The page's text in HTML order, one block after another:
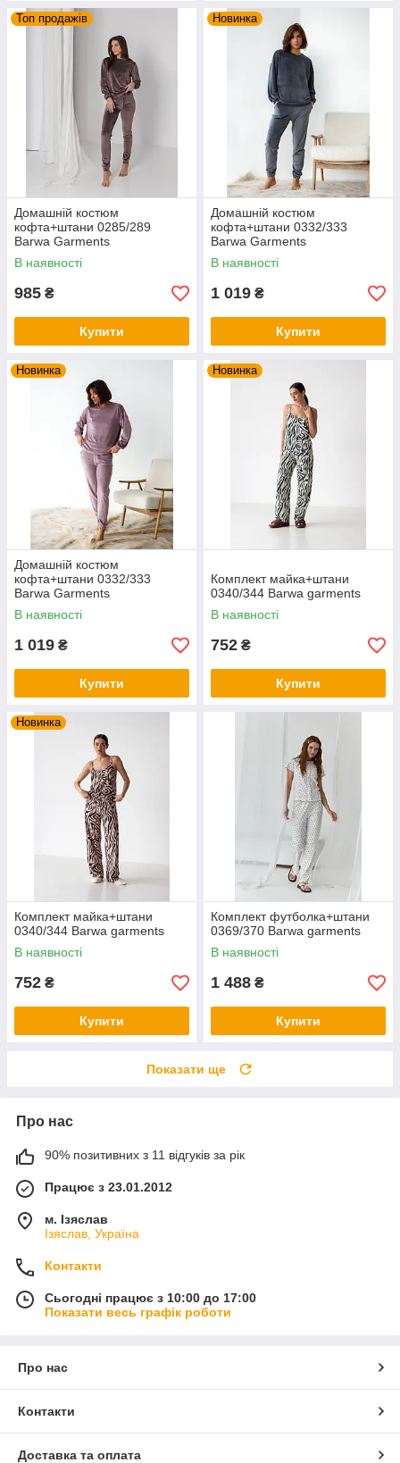
Топ продажів
Домашній костюм
кофта+штани 0285/289
Barwa Garments
В наявності
985 ₴
Купити
Новинка
Домашній костюм
кофта+штани 0332/333
Barwa Garments
В наявності
1 019 ₴
Купити
Новинка
Домашній костюм
кофта+штани 0332/333
Barwa Garments
В наявності
1 019 ₴
Купити
Новинка
Комплект майка+штани
0340/344 Barwa garments
В наявності
752 ₴
Купити
Новинка
Комплект майка+штани
0340/344 Barwa garments
В наявності
752 ₴
Купити
Комплект футболка+штани
0369/370 Barwa garments
В наявності
1 488 ₴
Купити
Показати ще
Про нас
90% позитивних з 11 відгуків за рік
Працює з 23.01.2012
м. Ізяслав
Ізяслав, Україна
Контакти
Сьогодні працює з 10:00 до 17:00
Показати весь графік роботи
Про нас
Контакти
Доставка та оплата